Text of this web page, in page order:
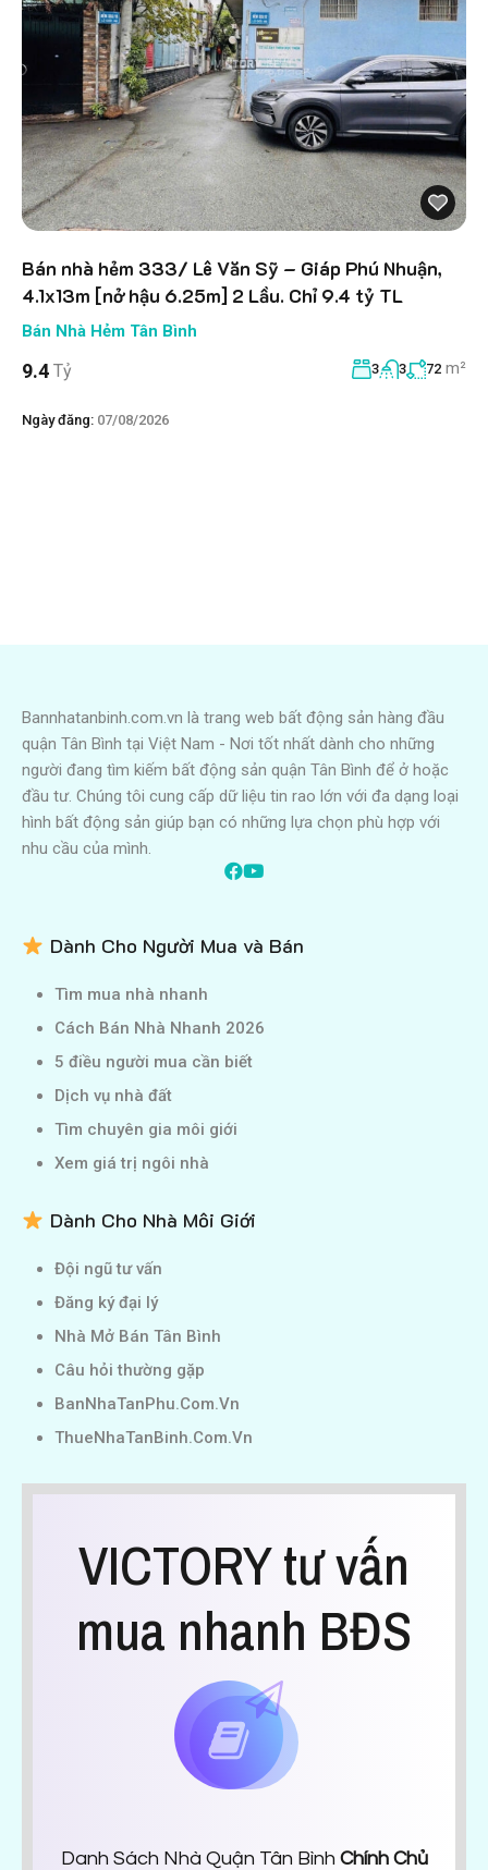
Bán nhà hẻm 333/ Lê Văn Sỹ – Giáp Phú Nhuận,
4.1x13m [nở hậu 6.25m] 2 Lầu. Chỉ 9.4 tỷ TL
Bán Nhà Hẻm Tân Bình
9.4 Tỷ 3 3 72 m²
Ngày đăng: 07/08/2026
Bannhatanbinh.com.vn là trang web bất động sản hàng đầu
quận Tân Bình tại Việt Nam - Nơi tốt nhất dành cho những
người đang tìm kiếm bất động sản quận Tân Bình để ở hoặc
đầu tư. Chúng tôi cung cấp dữ liệu tin rao lớn với đa dạng loại
hình bất động sản giúp bạn có những lựa chọn phù hợp với
nhu cầu của mình.
Dành Cho Người Mua và Bán
Tìm mua nhà nhanh
Cách Bán Nhà Nhanh 2026
5 điều người mua cần biết
Dịch vụ nhà đất
Tìm chuyên gia môi giới
Xem giá trị ngôi nhà
Dành Cho Nhà Môi Giới
Đội ngũ tư vấn
Đăng ký đại lý
Nhà Mở Bán Tân Bình
Câu hỏi thường gặp
BanNhaTanPhu.Com.Vn
ThueNhaTanBinh.Com.Vn
VICTORY tư vấn
mua nhanh BĐS
Danh Sách Nhà Quận Tân Bình Chính Chủ